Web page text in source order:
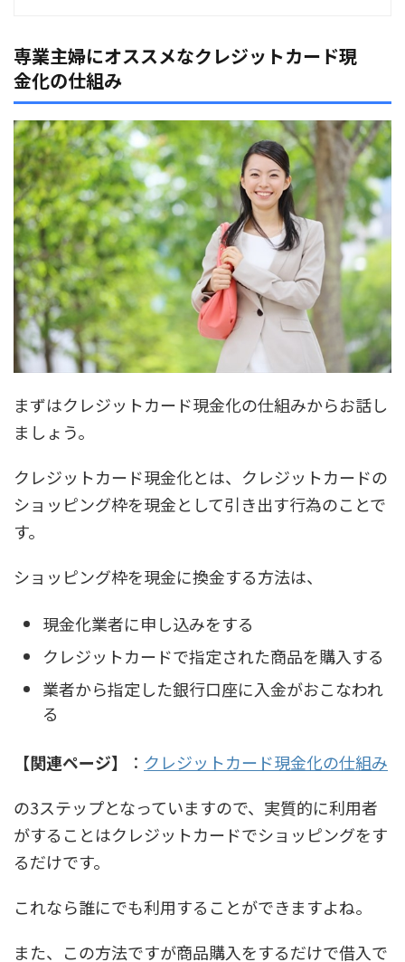
専業主婦にオススメなクレジットカード現
金化の仕組み
まずはクレジットカード現金化の仕組みからお話し
ましょう。
クレジットカード現金化とは、クレジットカードの
ショッピング枠を現金として引き出す行為のことで
す。
ショッピング枠を現金に換金する方法は、
現金化業者に申し込みをする
クレジットカードで指定された商品を購入する
業者から指定した銀行口座に入金がおこなわれ
る
【関連ページ】 ： クレジットカード現金化の仕組み
の3ステップとなっていますので、実質的に利用者
がすることはクレジットカードでショッピングをす
るだけです。
これなら誰にでも利用することができますよね。
また、この方法ですが商品購入をするだけで借入で